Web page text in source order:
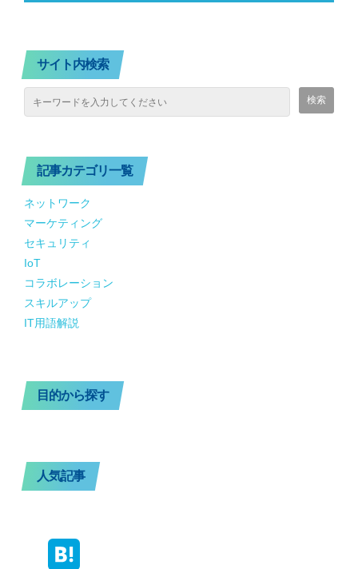
サイト内検索
記事カテゴリ一覧
ネットワーク
マーケティング
セキュリティ
IoT
コラボレーション
スキルアップ
IT用語解説
目的から探す
人気記事